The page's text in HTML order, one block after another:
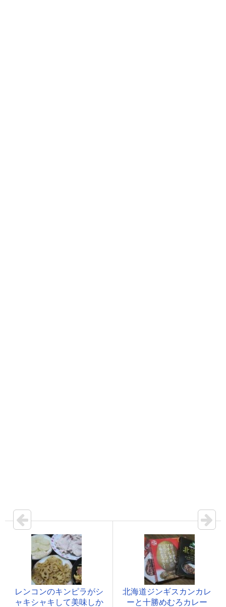
レンコンのキンピラがシ
ャキシャキして美味しか
北海道ジンギスカンカレ
ーと十勝めむろカレー